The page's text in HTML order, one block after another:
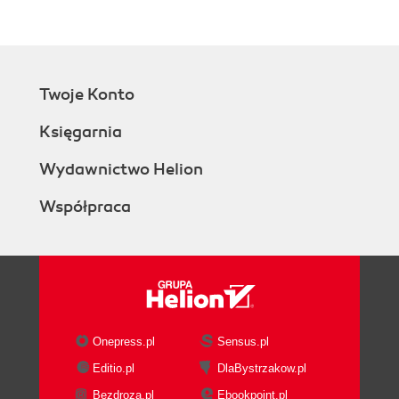
Playing Movies
Adding a Soundtrack
Working with Hyperlinks
Sending Email
Note to Self: Add a Comment
Changing Slide Backgrounds
Adding Slide Numbers
Animating Your Slides
Twoje Konto
Księgarnia
Wydawnictwo Helion
Współpraca
Onepress.pl
Sensus.pl
Editio.pl
DlaBystrzakow.pl
Bezdroza.pl
Ebookpoint.pl